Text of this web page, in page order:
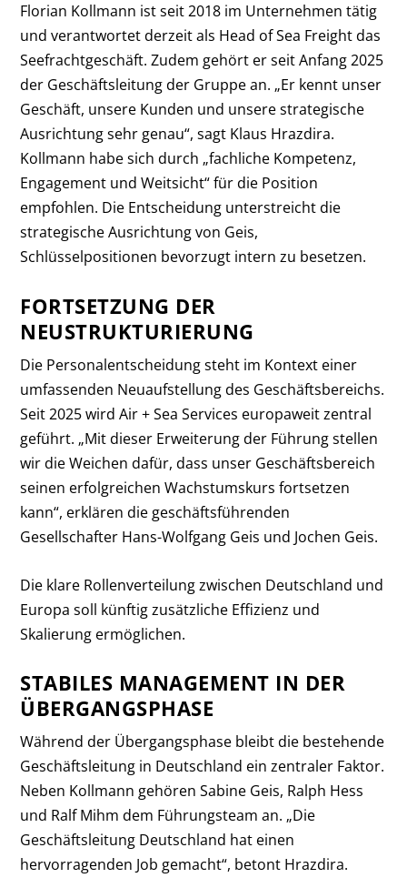
Florian Kollmann ist seit 2018 im Unternehmen tätig
und verantwortet derzeit als Head of Sea Freight das
Seefrachtgeschäft. Zudem gehört er seit Anfang 2025
der Geschäftsleitung der Gruppe an. „Er kennt unser
Geschäft, unsere Kunden und unsere strategische
Ausrichtung sehr genau“, sagt Klaus Hrazdira.
Kollmann habe sich durch „fachliche Kompetenz,
Engagement und Weitsicht“ für die Position
empfohlen. Die Entscheidung unterstreicht die
strategische Ausrichtung von Geis,
Schlüsselpositionen bevorzugt intern zu besetzen.
FORTSETZUNG DER
NEUSTRUKTURIERUNG
Die Personalentscheidung steht im Kontext einer
umfassenden Neuaufstellung des Geschäftsbereichs.
Seit 2025 wird Air + Sea Services europaweit zentral
geführt. „Mit dieser Erweiterung der Führung stellen
wir die Weichen dafür, dass unser Geschäftsbereich
seinen erfolgreichen Wachstumskurs fortsetzen
kann“, erklären die geschäftsführenden
Gesellschafter Hans-Wolfgang Geis und Jochen Geis.
Die klare Rollenverteilung zwischen Deutschland und
Europa soll künftig zusätzliche Effizienz und
Skalierung ermöglichen.
STABILES MANAGEMENT IN DER
ÜBERGANGSPHASE
Während der Übergangsphase bleibt die bestehende
Geschäftsleitung in Deutschland ein zentraler Faktor.
Neben Kollmann gehören Sabine Geis, Ralph Hess
und Ralf Mihm dem Führungsteam an. „Die
Geschäftsleitung Deutschland hat einen
hervorragenden Job gemacht“, betont Hrazdira.